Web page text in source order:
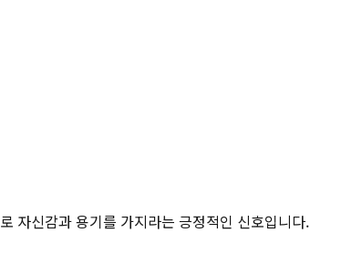
자신감과 용기를 가지라는 긍정적인 신호입니다.